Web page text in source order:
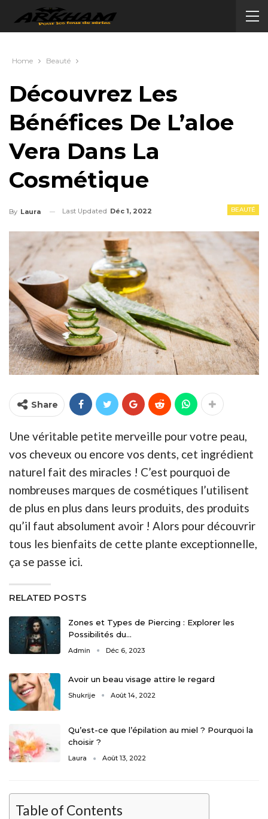
Home Beauté
Découvrez Les
Bénéfices De L’aloe
Vera Dans La
Cosmétique
BEAUTÉ
By Laura Last Updated Déc 1, 2022
Share
Une véritable petite merveille pour votre peau,
vos cheveux ou encore vos dents, cet ingrédient
naturel fait des miracles ! C’est pourquoi de
nombreuses marques de cosmétiques l’utilisent
de plus en plus dans leurs produits, des produits
qu’il faut absolument avoir ! Alors pour découvrir
tous les bienfaits de cette plante exceptionnelle,
ça se passe ici.
RELATED POSTS
Zones et Types de Piercing : Explorer les
Possibilités du…
Admin Déc 6, 2023
Avoir un beau visage attire le regard
Shukrije Août 14, 2022
Qu’est-ce que l’épilation au miel ? Pourquoi la
choisir ?
Laura Août 13, 2022
Table of Contents